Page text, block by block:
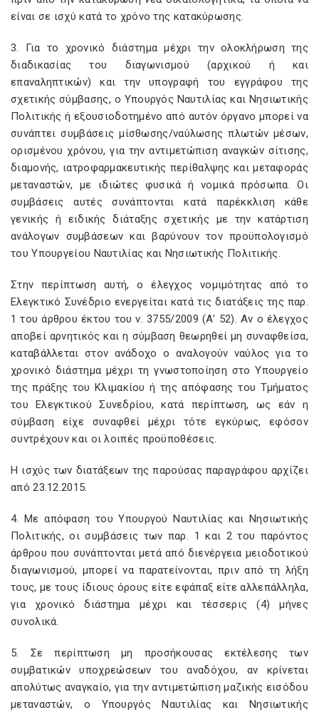
είναι σε ισχύ κατά το χρόνο της κατακύρωσης.
3. Για το χρονικό διάστημα μέχρι την ολοκλήρωση της
διαδικασίας του διαγωνισμού (αρχικού ή και
επαναληπτικών) και την υπογραφή του εγγράφου της
σχετικής σύμβασης, ο Υπουργός Ναυτιλίας και Νησιωτικής
Πολιτικής ή εξουσιοδοτημένο από αυτόν όργανο μπορεί να
συνάπτει συμβάσεις μίσθωσης/ναύλωσης πλωτών μέσων,
ορισμένου χρόνου, για την αντιμετώπιση αναγκών σίτισης,
διαμονής, ιατροφαρμακευτικής περίθαλψης και μεταφοράς
μεταναστών, με ιδιώτες φυσικά ή νομικά πρόσωπα. Οι
συμβάσεις αυτές συνάπτονται κατά παρέκκλιση κάθε
γενικής ή ειδικής διάταξης σχετικής με την κατάρτιση
ανάλογων συμβάσεων και βαρύνουν τον προϋπολογισμό
του Υπουργείου Ναυτιλίας και Νησιωτικής Πολιτικής.
Στην περίπτωση αυτή, ο έλεγχος νομιμότητας από το
Ελεγκτικό Συνέδριο ενεργείται κατά τις διατάξεις της παρ.
1 του άρθρου έκτου του ν. 3755/2009 (Α’ 52). Αν ο έλεγχος
αποβεί αρνητικός και η σύμβαση θεωρηθεί μη συναφθείσα,
καταβάλλεται στον ανάδοχο ο αναλογούν ναύλος για το
χρονικό διάστημα μέχρι τη γνωστοποίηση στο Υπουργείο
της πράξης του Κλιμακίου ή της απόφασης του Τμήματος
του Ελεγκτικού Συνεδρίου, κατά περίπτωση, ως εάν η
σύμβαση είχε συναφθεί μέχρι τότε εγκύρως, εφόσον
συντρέχουν και οι λοιπές προϋποθέσεις.
Η ισχύς των διατάξεων της παρούσας παραγράφου αρχίζει
από 23.12.2015.
4. Με απόφαση του Υπουργού Ναυτιλίας και Νησιωτικής
Πολιτικής, οι συμβάσεις των παρ. 1 και 2 του παρόντος
άρθρου που συνάπτονται μετά από διενέργεια μειοδοτικού
διαγωνισμού, μπορεί να παρατείνονται, πριν από τη λήξη
τους, με τους ίδιους όρους είτε εφάπαξ είτε αλλεπάλληλα,
για χρονικό διάστημα μέχρι και τέσσερις (4) μήνες
συνολικά.
5. Σε περίπτωση μη προσήκουσας εκτέλεσης των
συμβατικών υποχρεώσεων του αναδόχου, αν κρίνεται
απολύτως αναγκαίο, για την αντιμετώπιση μαζικής εισόδου
μεταναστών, ο Υπουργός Ναυτιλίας και Νησιωτικής